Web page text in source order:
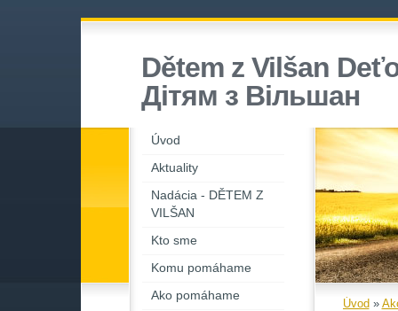
Dětem z Vilšan
Дiтям з Вiльшан
Úvod
Aktuality
Nadácia - DĚTEM Z
VILŠAN
Kto sme
Komu pomáhame
Ako pomáhame
Úvod »